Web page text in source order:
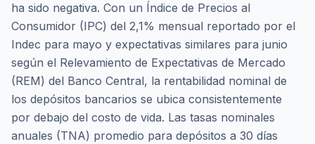
ha sido negativa. Con un Índice de Precios al
Consumidor (IPC) del 2,1% mensual reportado por el
Indec para mayo y expectativas similares para junio
según el Relevamiento de Expectativas de Mercado
(REM) del Banco Central, la rentabilidad nominal de
los depósitos bancarios se ubica consistentemente
por debajo del costo de vida. Las tasas nominales
anuales (TNA) promedio para depósitos a 30 días